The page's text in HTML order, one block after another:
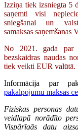
Izziņa tiek izsniegta 5
saņemti visi
sniegšanai un
samaksas saņemšanas
No 2021. gada par
bezskaidras naudas
tiek veikti EUR valūtā.
Informācija par
pakalpojumu maksas
Fiziskas personas
veidlapā norādīto
Vispārīgās datu